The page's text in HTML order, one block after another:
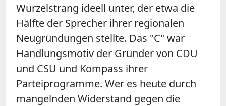
Wurzelstrang ideell unter, der etwa die
Hälfte der Sprecher ihrer regionalen
Neugründungen stellte. Das "C" war
Handlungsmotiv der Gründer von CDU
und CSU und Kompass ihrer
Parteiprogramme. Wer es heute durch
mangelnden Widerstand gegen die